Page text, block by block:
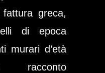
greca,
di epoca
murari d’età
racconto